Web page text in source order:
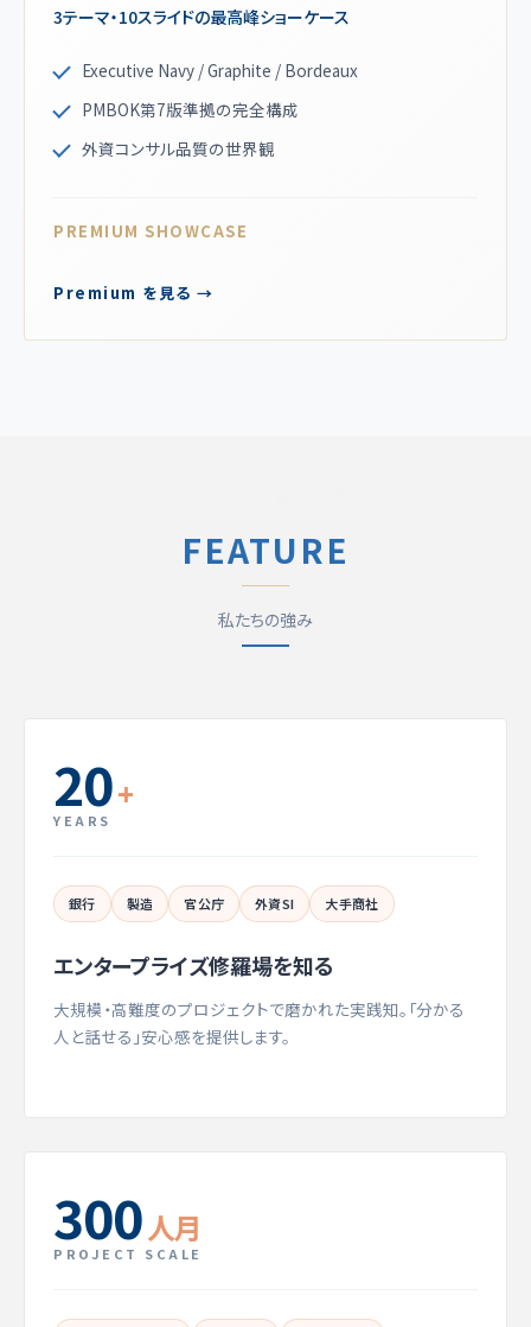
3テーマ・10スライドの最高峰ショーケース
Executive Navy / Graphite / Bordeaux
PMBOK第7版準拠の完全構成
外資コンサル品質の世界観
PREMIUM SHOWCASE
Premium を見る →
FEATURE
私たちの強み
20+
YEARS
銀行 製造 官公庁 外資SI 大手商社
エンタープライズ修羅場を知る
大規模・高難度のプロジェクトで磨かれた実践知。「分かる
人と話せる」安心感を提供します。
300人月
PROJECT SCALE